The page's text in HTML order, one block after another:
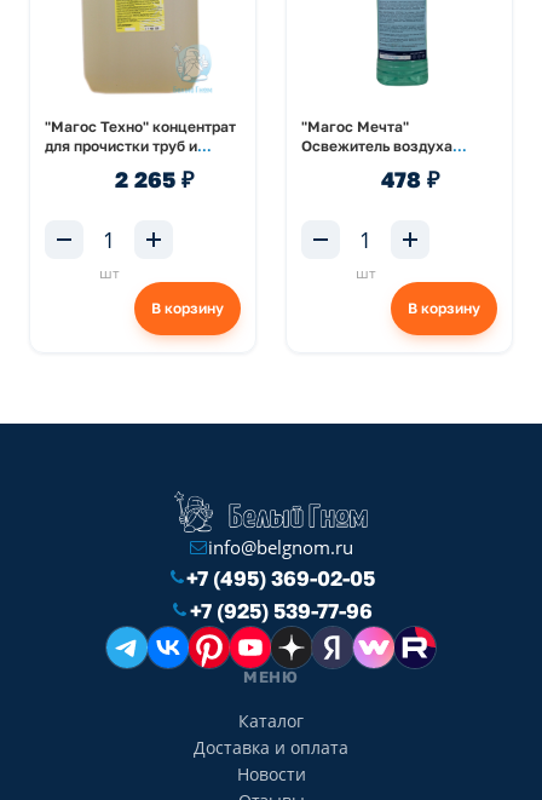
"Магос Техно" концентрат
для прочистки труб и
2 265 ₽
шт
В корзину
"Магос Мечта"
Освежитель воздуха
478 ₽
шт
В корзину
info@belgnom.ru
+7 (495) 369-02-05
+7 (925) 539-77-96
МЕНЮ
Каталог
Доставка и оплата
Новости